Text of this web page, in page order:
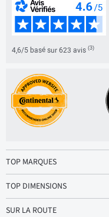
4,6/5 basé sur 623 avis (3)
TOP MARQUES
TOP DIMENSIONS
SUR LA ROUTE